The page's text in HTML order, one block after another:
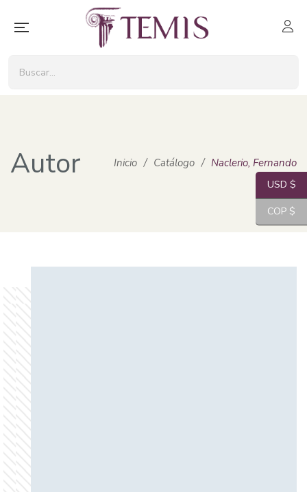
Autor Inicio / Catálogo / Naclerio, Fernando
USD $
COP $